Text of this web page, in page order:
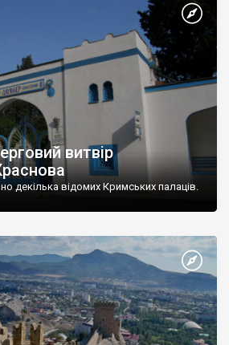
витвір
декілька відомих Кримських палаців.